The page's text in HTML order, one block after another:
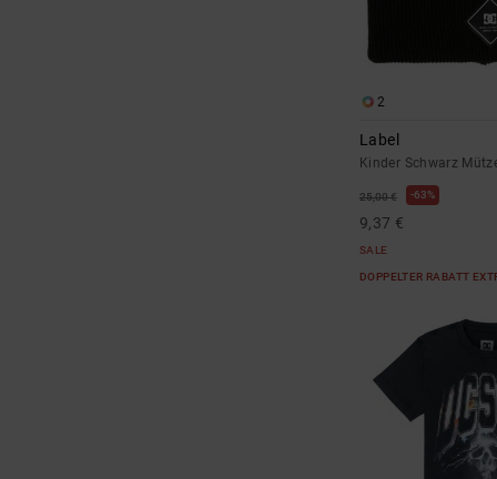
2
Label
Kinder Schwarz
25,00 € 63%
9,37 €
SALE
DOPPELTER RABATT